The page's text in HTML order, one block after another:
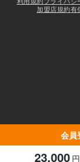
会員
23,000 円